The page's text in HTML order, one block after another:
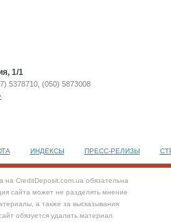
1/1
5378710, (050) 5873008
ИНДЕКСЫ ПРЕСС-РЕЛИЗЫ
на CreditDeposit.com.ua обязательна
сайта может не разделять мнение
а также за высказывания
обязуется удалить материал.